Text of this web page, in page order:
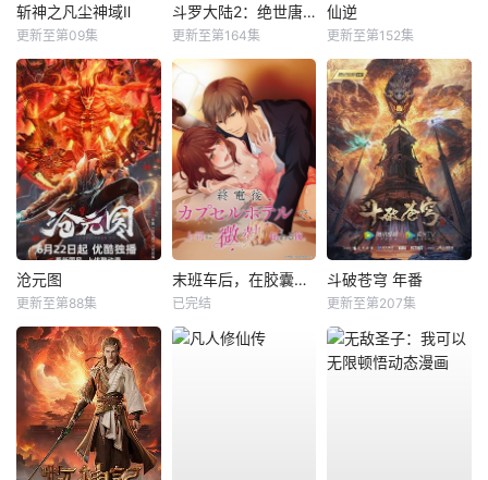
斩神之凡尘神域Ⅱ
更新至第09集
斗罗大陆2：绝世唐门
更新至第164集
仙逆
更新至第152集
沧元图
更新至第88集
末班车后，在胶囊旅馆向上司传递微热的夜晚
已完结
斗破苍穹 年番
更新至第207集